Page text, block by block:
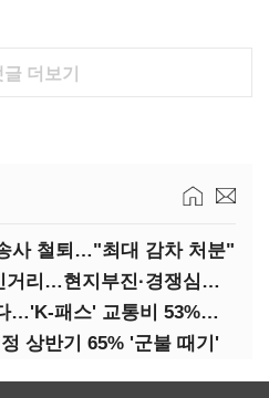
글 더보기
사 철퇴…"최대 감차 처분"
'중화권 리스크'도 고민거리…현지부진·경쟁심화·양안냉각
대중교통비 돌려받는다…'K-패스' 교통비 53%까지 환급
상반기 65% '군불 때기'